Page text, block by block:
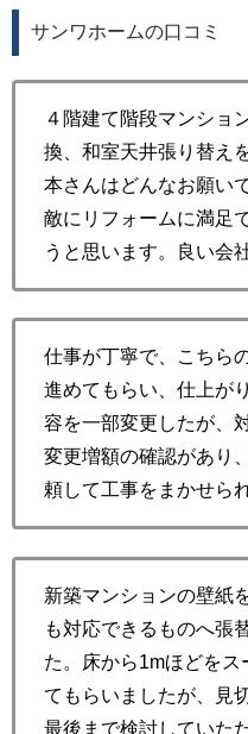
サンワホームの口コミ
４階建て階段マンショ
換、和室天井張り替え
本さんはどんなお願い
敵にリフォームに満足
うと思います。良い会
仕事が丁寧で、こちら
進めてもらい、仕上が
容を一部変更したが、
変更増額の確認があり
頼して工事をまかせら
新築マンションの壁紙
も対応できるものへ張
た。床から1mほどを
てもらいましたが、見
最後まで検討していた